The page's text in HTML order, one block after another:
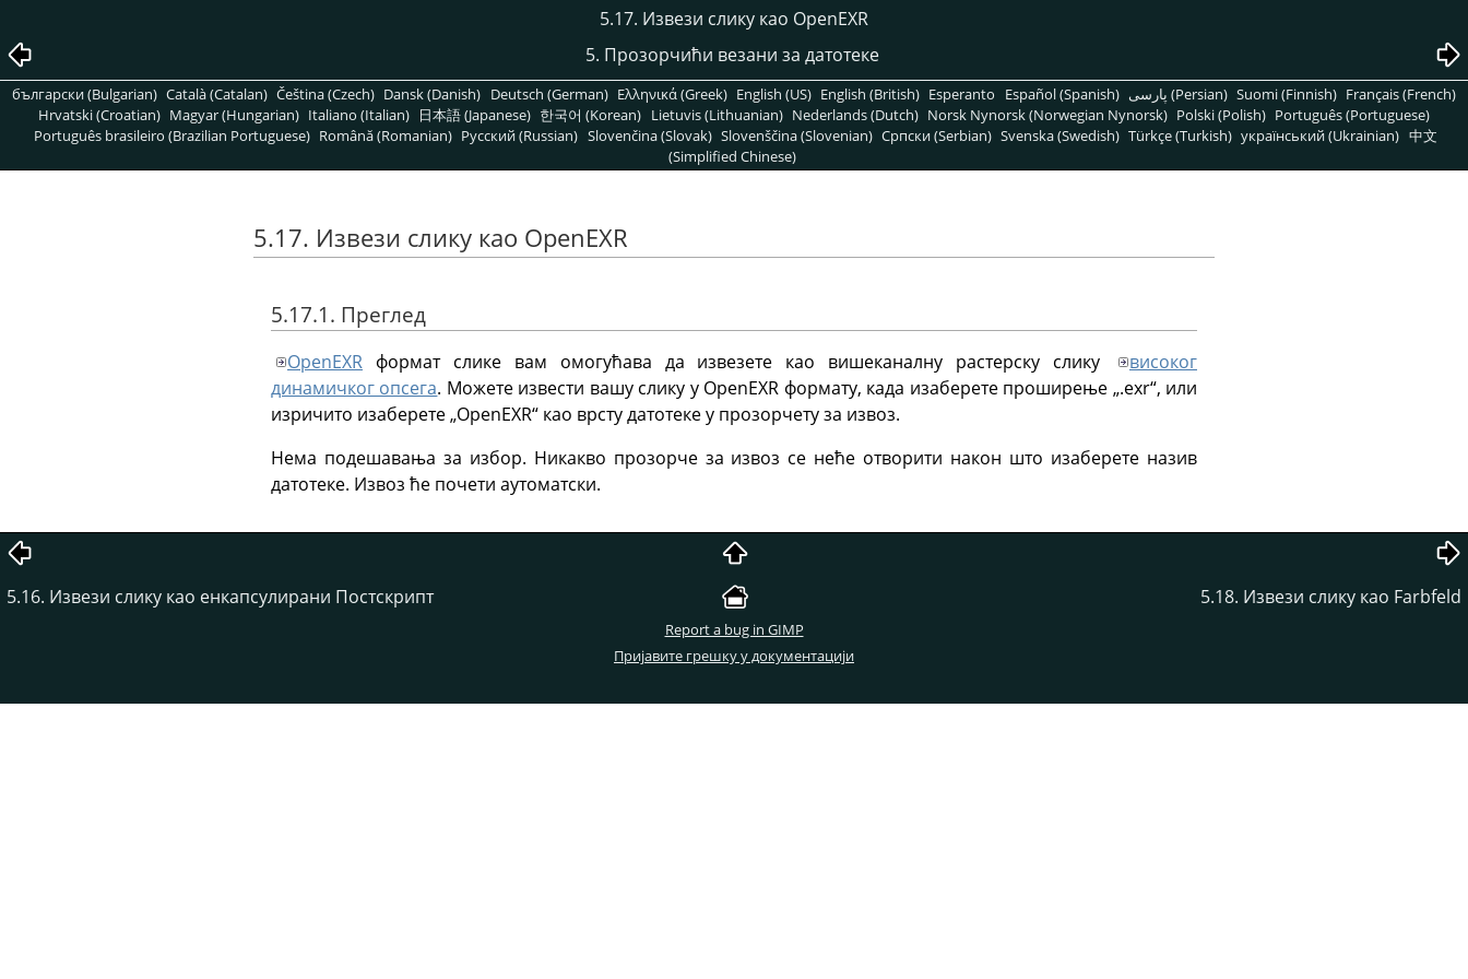
5.17. Извези слику као OpenEXR
5. Прозорчићи везани за датотеке
български (Bulgarian) Català (Catalan) Čeština (Czech) Dansk (Danish) Deutsch (German) Ελληνικά (Greek) English (US) English (British) Esperanto Español (Spanish) پارسی (Persian) Suomi (Finnish) Français (French)
Hrvatski (Croatian) Magyar (Hungarian) Italiano (Italian) 日本語 (Japanese) 한국어 (Korean) Lietuvis (Lithuanian) Nederlands (Dutch) Norsk Nynorsk (Norwegian Nynorsk) Polski (Polish) Português (Portuguese)
Português brasileiro (Brazilian Portuguese) Română (Romanian) Pусский (Russian) Slovenčina (Slovak) Slovenščina (Slovenian) Српски (Serbian) Svenska (Swedish) Türkçe (Turkish) український (Ukrainian) 中文
(Simplified Chinese)
5.17. Извези слику као OpenEXR
5.17.1. Преглед
OpenEXR формат слике вам омогућава да извезете као вишеканалну растерску слику
високог
динамичког опсега. Можете извести вашу слику у OpenEXR формату, када изаберете проширење „.exr“, или
изричито изаберете„OpenEXR“ као врсту датотеке у прозорчету за извоз.
Нема подешавања за избор. Никакво прозорче за извоз се неће отворити након што изаберете назив
датотеке. Извоз ће почети аутоматски.
5.16. Извези слику као енкапсулирани Постскрипт 5.18. Извези слику као Farbfeld
Report a bug in GIMP
Пријавите грешку у документацији